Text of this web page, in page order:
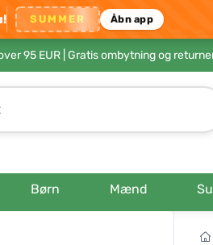
SUMMER Åbn app
95 EUR | Gratis ombytning og
Børn Mænd